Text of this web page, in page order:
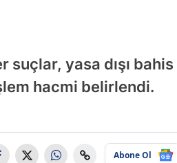
yasa dışı bahis
hacmi belirlendi.
Abone Ol